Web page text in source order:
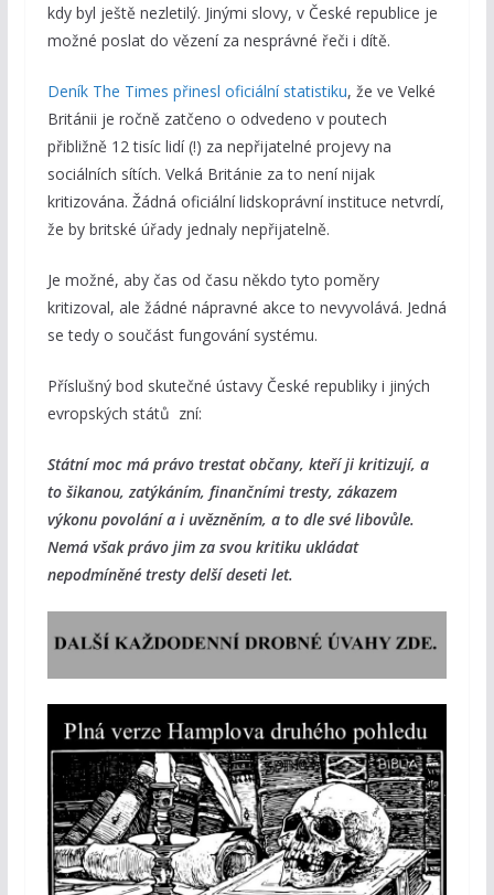
kdy byl ještě nezletilý. Jinými slovy, v České republice je
možné poslat do vězení za nesprávné řeči i dítě.
Deník The Times přinesl oficiální statistiku, že ve Velké
Británii je ročně zatčeno o odvedeno v poutech
přibližně 12 tisíc lidí (!) za nepřijatelné projevy na
sociálních sítích. Velká Británie za to není nijak
kritizována. Žádná oficiální lidskoprávní instituce netvrdí,
že by britské úřady jednaly nepřijatelně.
Je možné, aby čas od času někdo tyto poměry
kritizoval, ale žádné nápravné akce to nevyvolává. Jedná
se tedy o součást fungování systému.
Příslušný bod skutečné ústavy České republiky i jiných
evropských států zní:
Státní moc má právo trestat občany, kteří ji kritizují, a
to šikanou, zatýkáním, finančními tresty, zákazem
výkonu povolání a i uvězněním, a to dle své libovůle.
Nemá však právo jim za svou kritiku ukládat
nepodmíněné tresty delší deseti let.